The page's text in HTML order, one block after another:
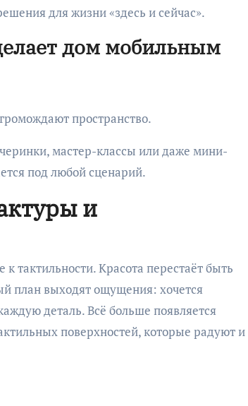
для жизни «здесь и сейчас».
дом мобильным
пространство.
мастер-классы или даже мини-
под любой сценарий.
и
тактильности. Красота перестаёт быть
план выходят ощущения: хочется
деталь. Всё больше появляется
поверхностей, которые радуют и